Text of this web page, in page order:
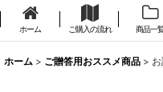
ホーム ご購入の流れ 商品一
ホーム > ご贈答用おススメ商品 >